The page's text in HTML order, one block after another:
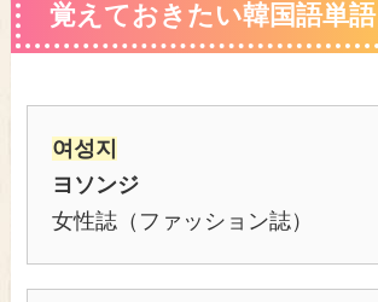
覚えておきたい韓国語単語
여성지
ヨソンジ
女性誌（ファッション誌）